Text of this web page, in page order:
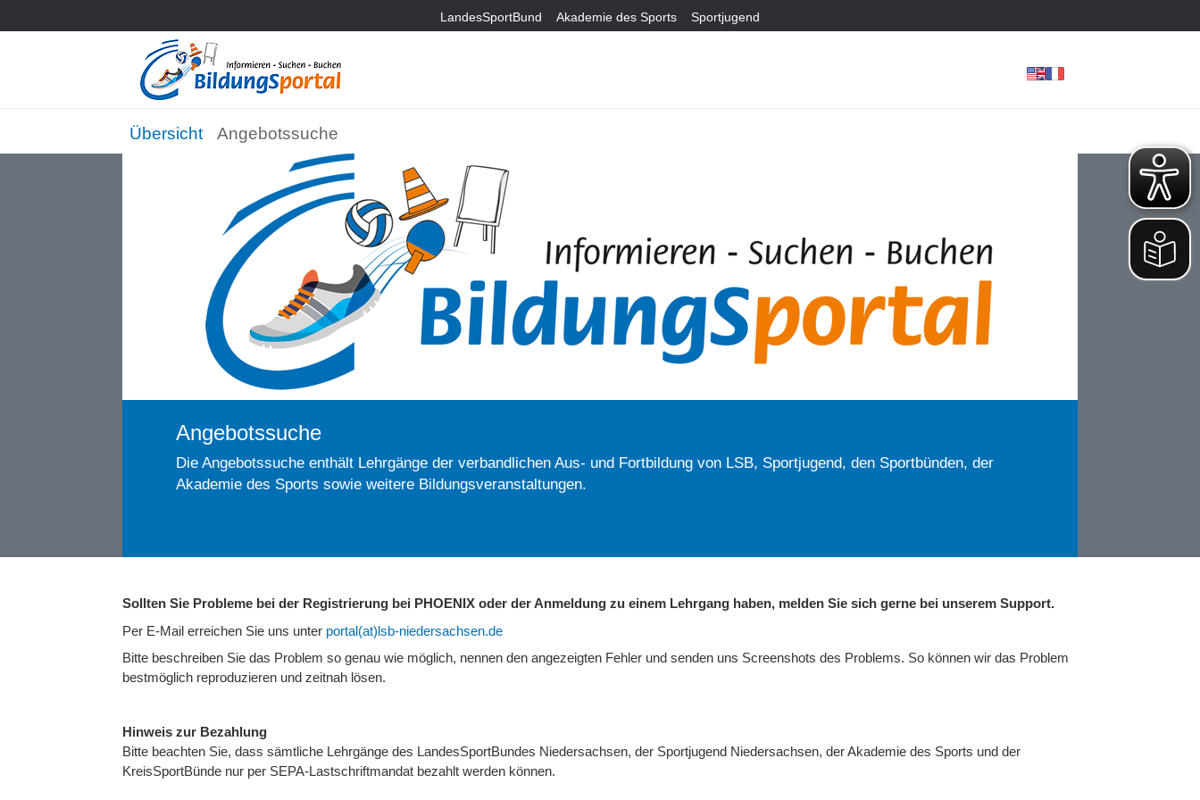
LandesSportBund Akademie des Sports Sportjugend
Angebotssuche
Die Angebotssuche enthält Lehrgänge der verbandlichen Aus- und Fortbildung von LSB, Sportjugend, den Sportbünden, der
Akademie des Sports sowie weitere Bildungsveranstaltungen.
Sollten Sie Probleme bei der Registrierung bei PHOENIX oder der Anmeldung zu einem Lehrgang haben, melden Sie sich gerne bei unserem Support.
Per E-Mail erreichen Sie uns unter portal(at)lsb-niedersachsen.de
Bitte beschreiben Sie das Problem so genau wie möglich, nennen den angezeigten Fehler und senden uns Screenshots des Problems. So können wir das Problem
bestmöglich reproduzieren und zeitnah lösen.
Hinweis zur Bezahlung
Bitte beachten Sie, dass sämtliche Lehrgänge des LandesSportBundes Niedersachsen, der Sportjugend Niedersachsen, der Akademie des Sports und der
KreisSportBünde nur per SEPA-Lastschriftmandat bezahlt werden können.
Übersicht Angebotssuche